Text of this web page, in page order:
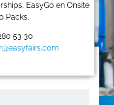
EasyGo en Onsite
Packs.
53 30